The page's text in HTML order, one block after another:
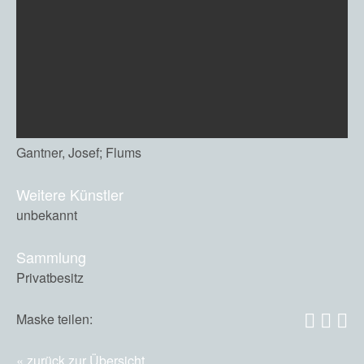
Gantner, Josef; Flums
Weitere Künstler
unbekannt
Sammlung
Privatbesitz
Maske teilen: